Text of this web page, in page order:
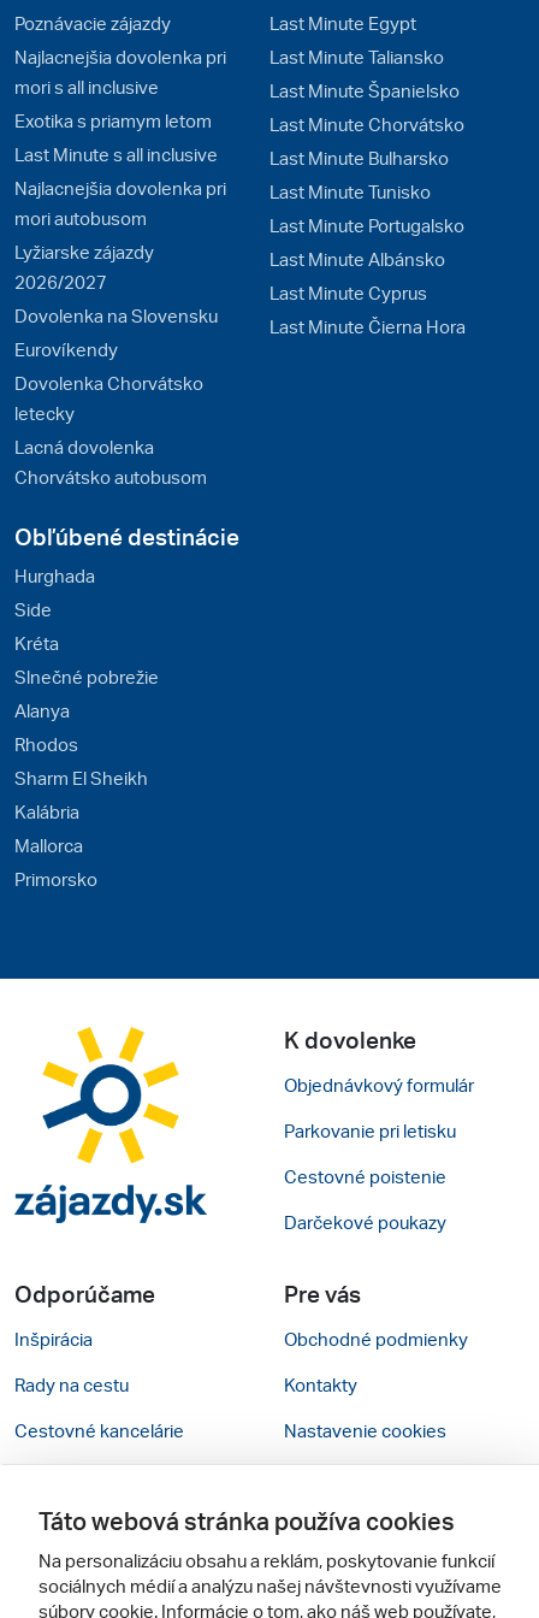
Poznávacie zájazdy
Najlacnejšia dovolenka pri
mori s all inclusive
Exotika s priamym letom
Last Minute s all inclusive
Najlacnejšia dovolenka pri
mori autobusom
Lyžiarske zájazdy
2026/2027
Dovolenka na Slovensku
Eurovíkendy
Dovolenka Chorvátsko
letecky
Lacná dovolenka
Chorvátsko autobusom
Last Minute Egypt
Last Minute Taliansko
Last Minute Španielsko
Last Minute Chorvátsko
Last Minute Bulharsko
Last Minute Tunisko
Last Minute Portugalsko
Last Minute Albánsko
Last Minute Cyprus
Last Minute Čierna Hora
Obľúbené destinácie
Hurghada
Side
Kréta
Slnečné pobrežie
Alanya
Rhodos
Sharm El Sheikh
Kalábria
Mallorca
Primorsko
K dovolenke
Objednávkový formulár
Parkovanie pri letisku
Cestovné poistenie
Darčekové poukazy
Odporúčame
Inšpirácia
Rady na cestu
Cestovné kancelárie
Pre vás
Obchodné podmienky
Kontakty
Nastavenie cookies
Sledujte nás
Táto webová stránka používa cookies
Na personalizáciu obsahu a reklám, poskytovanie funkcií
sociálnych médií a analýzu našej návštevnosti využívame
súbory cookie. Informácie o tom, ako náš web používate,